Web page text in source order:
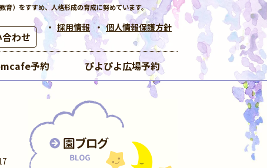
育）をすすめ、人格形成の育成に努めています。
わせ
採用情報 個人情報保護方針
予約 ぴよぴよ広場予約